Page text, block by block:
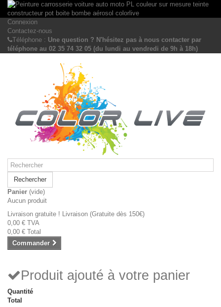
Connexion
Contactez-nous
Téléphone : Une question ? N'hésitez pas à nous contacter par
téléphone au 02 35 74 32 05 (du lundi au vendredi de 9h à 18h)
Rechercher
Panier (vide)
Aucun produit
Livraison gratuite ! Livraison (Gratuite dès 150€)
0,00 € TVA
0,00 € Total
Commander
Produit ajouté à votre panier
Quantité
Total